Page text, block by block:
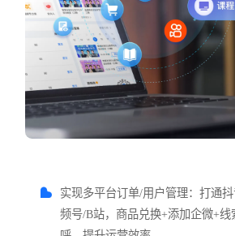
实现多平台订单/用户管理：打通
频号/B站，商品兑换+添加企微+